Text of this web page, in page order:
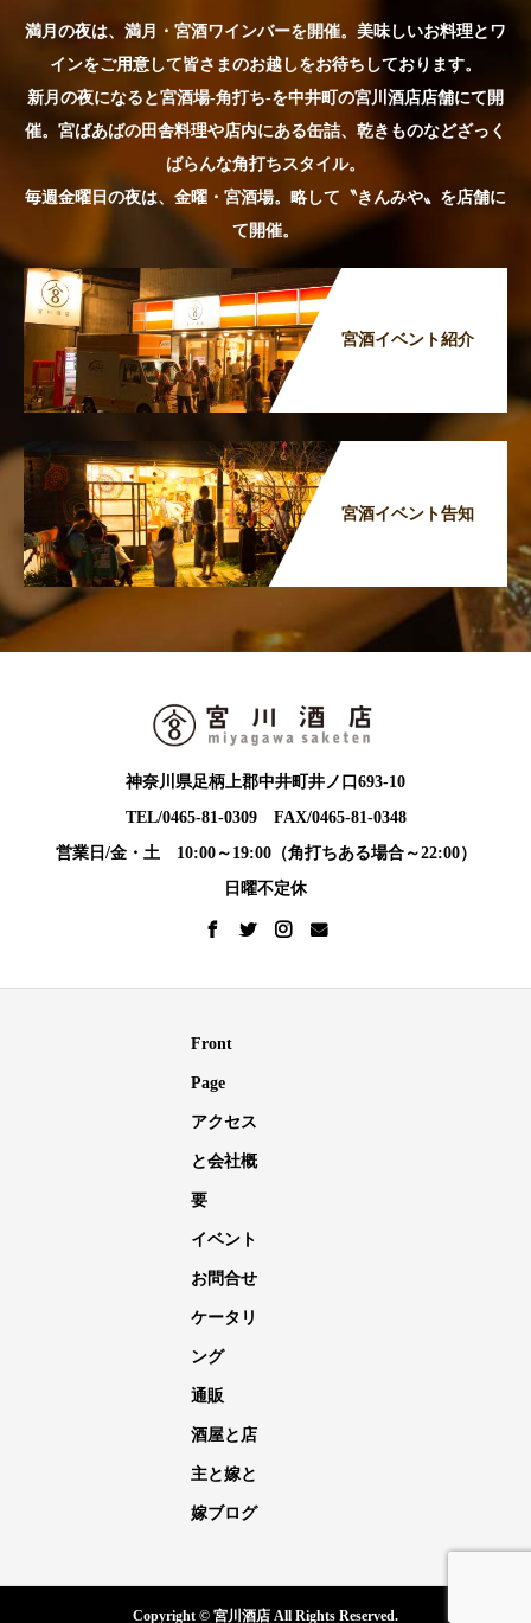
満月の夜は、満月・宮酒ワインバーを開催。美味しいお料理とワ
インをご用意して皆さまのお越しをお待ちしております。
新月の夜になると宮酒場-角打ち-を中井町の宮川酒店店舗にて開
催。宮ばあばの田舎料理や店内にある缶詰、乾きものなどざっく
ばらんな角打ちスタイル。
毎週金曜日の夜は、金曜・宮酒場。略して〝きんみや〟を店舗に
て開催。
宮酒イベント紹介
宮酒イベント告知
神奈川県足柄上郡中井町井ノ口693-10
TEL/0465-81-0309 FAX/0465-81-0348
営業日/金・土 10:00～19:00（角打ちある場合～22:00）
日曜不定休
Front
Page
アクセス
と会社概
要
イベント
お問合せ
ケータリ
ング
通販
酒屋と店
主と嫁と
嫁ブログ
Copyright © 宮川酒店 All Rights Reserved.